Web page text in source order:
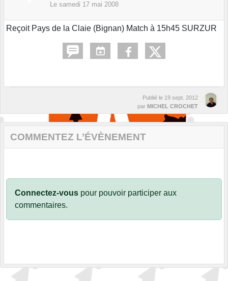
Le samedi 17 mai 2008
Reçoit Pays de la Claie (Bignan) Match à 15h45 SURZUR
Publié le 19 sept. 2012
par MICHEL CROCHET
COMMENTEZ L’ÉVÈNEMENT
Connectez-vous pour pouvoir participer aux
commentaires.